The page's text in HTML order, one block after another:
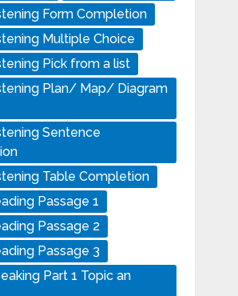
Form Completion
Multiple Choice
Pick from a list
Plan/ Map/ Diagram
Sentence
Table Completion
Passage 1
Passage 2
Passage 3
Part 1 Topic an